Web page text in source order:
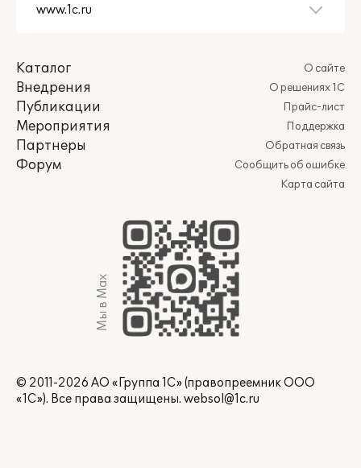
Каталог
Внедрения
Публикации
Мероприятия
Партнеры
Форум
О сайте
О решениях 1С
Прайс-лист
Поддержка
Обратная связь
Сообщить об ошибке
Карта сайта
Мы в Max
© 2011-2026 АО «Группа 1С» (правопреемник ООО
«1С»). Все права защищены. websol@1c.ru